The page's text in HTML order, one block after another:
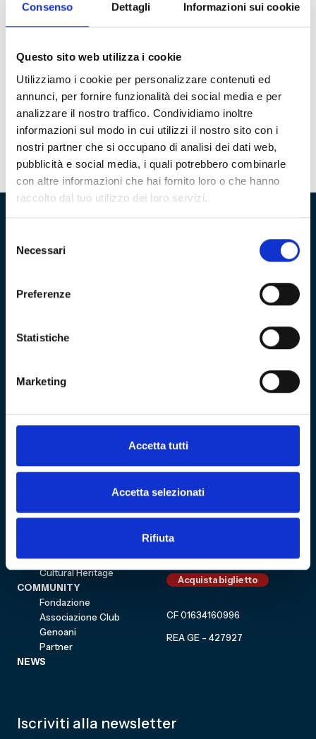
Consenso Dettagli Informazioni sui cookie
Questo sito web utilizza i cookie
Utilizziamo i cookie per personalizzare contenuti ed
annunci, per fornire funzionalità dei social media e per
analizzare il nostro traffico. Condividiamo inoltre
informazioni sul modo in cui utilizzi il nostro sito con i
nostri partner che si occupano di analisi dei dati web,
pubblicità e social media, i quali potrebbero combinarle
con altre informazioni che hai fornito loro o che hanno
raccolto dal tuo utilizzo dei loro servizi.
delNecessari
Preferenze
Statistiche
Marketing
Accetta tutti
Accetta selezionati
Rifiuta
Genova
ORE: 16.30
COSTO: gratuito
DURATA: 60 minuti
PRENOTAZIONE OBBLIGATORIA:
Fondazione Genoa 1893 ETS
+39 3402800268
Mostre e percorsi
Collezione
Cultural Heritage
COMMUNITY
Fondazione
Associazione Club
Genoani
Partner
NEWS
Shop
Sostienici
Carrello
Acquista biglietto
CF 01634160996
REA GE - 427927
Iscriviti alla newsletter